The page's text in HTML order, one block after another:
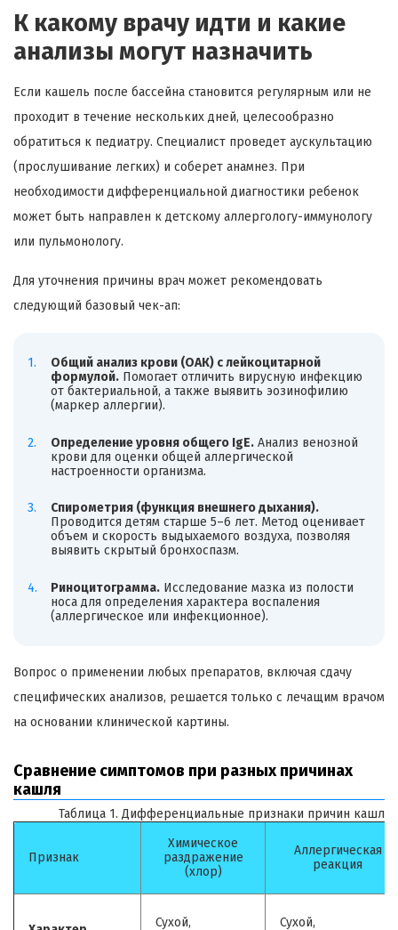
К какому врачу идти и какие
анализы могут назначить
Если кашель после бассейна становится регулярным или не
проходит в течение нескольких дней, целесообразно
обратиться к педиатру. Специалист проведет аускультацию
(прослушивание легких) и соберет анамнез. При
необходимости дифференциальной диагностики ребенок
может быть направлен к детскому аллергологу-иммунологу
или пульмонологу.
Для уточнения причины врач может рекомендовать
следующий базовый чек-ап:
Общий анализ крови (ОАК) с лейкоцитарной
формулой.Помогает отличить вирусную инфекцию
от бактериальной, а также выявить эозинофилию
(маркер аллергии).
Определение уровня общего IgE.Анализ венозной
крови для оценки общей аллергической
настроенности организма.
Спирометрия (функция внешнего дыхания).
Проводится детям старше 5–6 лет. Метод оценивает
объем и скорость выдыхаемого воздуха, позволяя
выявить скрытый бронхоспазм.
Риноцитограмма.Исследование мазка из полости
носа для определения характера воспаления
(аллергическое или инфекционное).
Вопрос о применении любых препаратов, включая сдачу
специфических анализов, решается только с лечащим врачом
на основании клинической картины.
Сравнение симптомов при разных причинах
кашля
Таблица 1. Дифференциальные признаки причин кашля
Признак
Химическое
раздражение
(хлор)
Аллергическая
реакция
Сухой,
Сухой,